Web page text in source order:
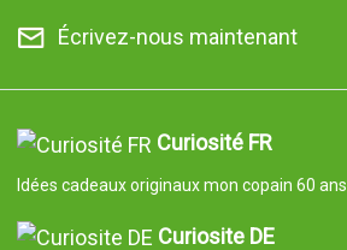
Écrivez-nous maintenant
Curiosité FR
Idées cadeaux originaux mon copain 60 ans
Curiosite DE